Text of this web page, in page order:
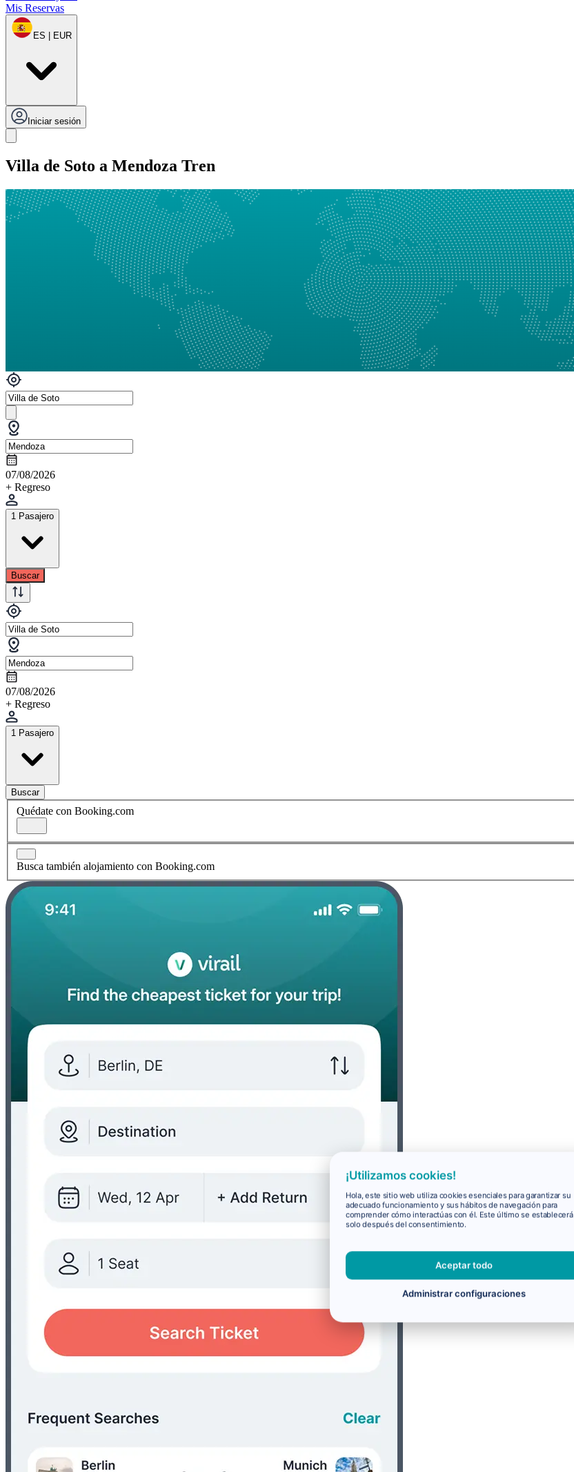
Mis Reservas
ES | EUR
Iniciar sesión
Villa de Soto a Mendoza Tren
07/08/2026
+ Regreso
1 Pasajero
Buscar
07/08/2026
+ Regreso
1 Pasajero
Buscar
Quédate con Booking.com
Busca también alojamiento con Booking.com
¡Utilizamos cookies!
Hola, este sitio web utiliza cookies esenciales para garantizar su
adecuado funcionamiento y sus hábitos de navegación para
comprender cómo interactúas con él. Este último se establecerá
solo después del consentimiento.
Aceptar todo
Administrar configuraciones